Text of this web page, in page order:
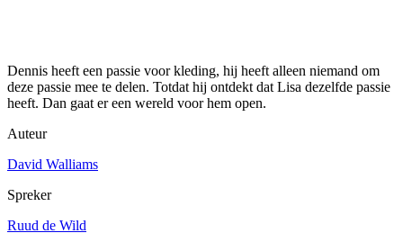
Dennis heeft een passie voor kleding, hij heeft alleen niemand om
deze passie mee te delen. Totdat hij ontdekt dat Lisa dezelfde passie
heeft. Dan gaat er een wereld voor hem open.
Auteur
David Walliams
Spreker
Ruud de Wild